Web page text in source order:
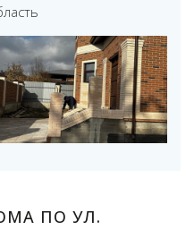
ПО УЛ.